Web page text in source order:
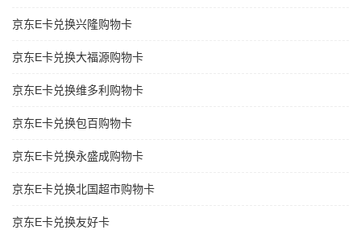
京东E卡兑换兴隆购物卡
京东E卡兑换大福源购物卡
京东E卡兑换维多利购物卡
京东E卡兑换包百购物卡
京东E卡兑换永盛成购物卡
京东E卡兑换北国超市购物卡
京东E卡兑换友好卡